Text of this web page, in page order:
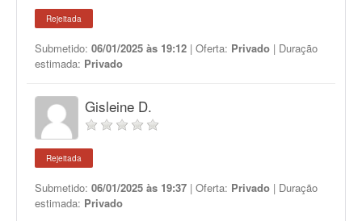
Rejeitada
Submetido: 06/01/2025 às 19:12 | Oferta: Privado | Duração
estimada: Privado
Gisleine D.
Rejeitada
Submetido: 06/01/2025 às 19:37 | Oferta: Privado | Duração
estimada: Privado